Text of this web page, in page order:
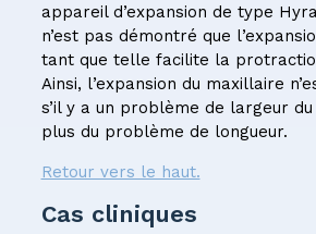
appareil d’expansion de type
n’est pas démontré que
tant que telle facilite la
Ainsi, l’expansion du maxillaire
s’il y a un problème de largeur
plus du problème de longueur.
Retour vers le haut.
Cas cliniques